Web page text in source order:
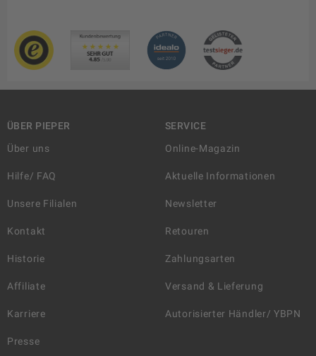
ÜBER PIEPER
Über uns
Hilfe/ FAQ
Unsere Filialen
Kontakt
Historie
Affiliate
Karriere
Presse
SERVICE
Online-Magazin
Aktuelle Informationen
Newsletter
Retouren
Zahlungsarten
Versand & Lieferung
Autorisierter Händler/ YBPN